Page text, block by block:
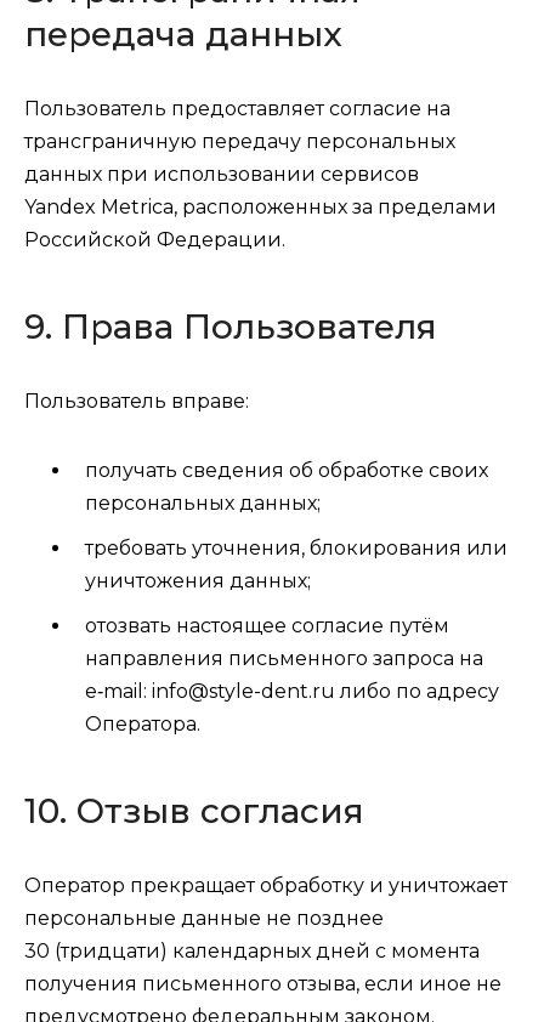
передача данных
Пользователь предоставляет согласие на
трансграничную передачу персональных
данных при использовании сервисов
Yandex Metrica, расположенных за пределами
Российской Федерации.
9. Права Пользователя
Пользователь вправе:
получать сведения об обработке своих
персональных данных;
требовать уточнения, блокирования или
уничтожения данных;
отозвать настоящее согласие путём
направления письменного запроса на
e‑mail: info@style-dent.ru либо по адресу
Оператора.
10. Отзыв согласия
Оператор прекращает обработку и уничтожает
персональные данные не позднее
30 (тридцати) календарных дней с момента
получения письменного отзыва, если иное не
предусмотрено федеральным законом.